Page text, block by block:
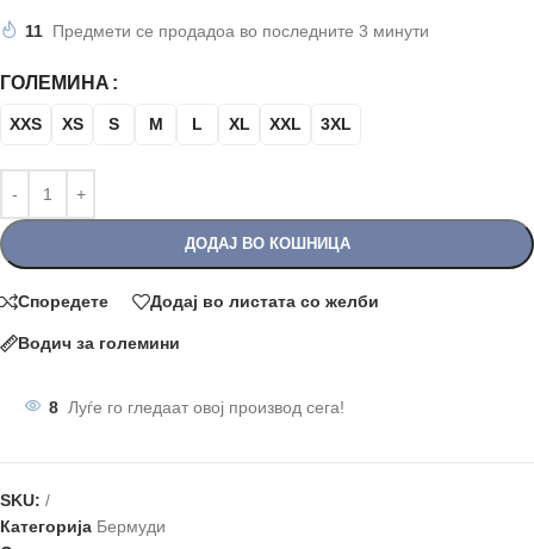
11 Предмети се продадоа во последните 3 минути
ГОЛЕМИНА
XXS XS S M L XL XXL 3XL
ДОДАЈ ВО КОШНИЦА
Споредете Додај во листата со желби
Водич за големини
8 Луѓе го гледаат овој производ сега!
SKU: /
Категорија Бермуди